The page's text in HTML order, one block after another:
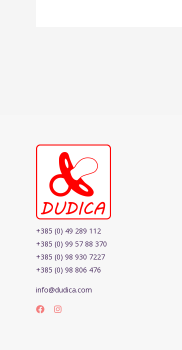
+385 (0) 49 289 112
+385 (0) 99 57 88 370
+385 (0) 98 930 7227
+385 (0) 98 806 476
info@dudica.com